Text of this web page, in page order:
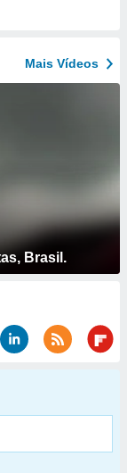
Mais Vídeos
Brasil.